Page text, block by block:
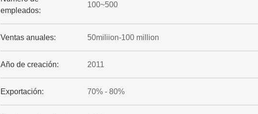
empleados:
100~500
Ventas anuales: 50miliion-100 million
Año de creación: 2011
Exportación: 70% - 80%